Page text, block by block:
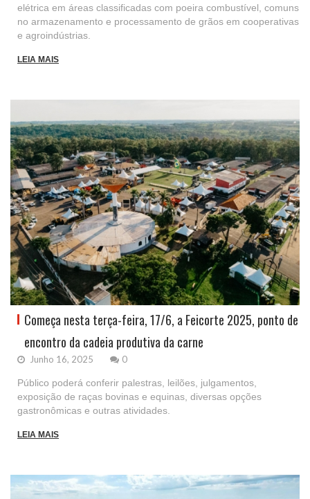
elétrica em áreas classificadas com poeira combustível, comuns
no armazenamento e processamento de grãos em cooperativas
e agroindústrias.
LEIA MAIS
Começa nesta terça-feira, 17/6, a Feicorte 2025, ponto de
encontro da cadeia produtiva da carne
Junho 16, 2025 0
Público poderá conferir palestras, leilões, julgamentos,
exposição de raças bovinas e equinas, diversas opções
gastronômicas e outras atividades.
LEIA MAIS